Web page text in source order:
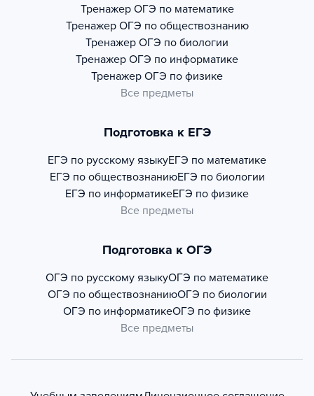
Тренажер ОГЭ по математике
Тренажер ОГЭ по обществознанию
Тренажер ОГЭ по биологии
Тренажер ОГЭ по информатике
Тренажер ОГЭ по физике
Все предметы
Подготовка к ЕГЭ
ЕГЭ по русскому языкуЕГЭ по математике
ЕГЭ по обществознаниюЕГЭ по биологии
ЕГЭ по информатикеЕГЭ по физике
Все предметы
Подготовка к ОГЭ
ОГЭ по русскому языкуОГЭ по математике
ОГЭ по обществознаниюОГЭ по биологии
ОГЭ по информатикеОГЭ по физике
Все предметы